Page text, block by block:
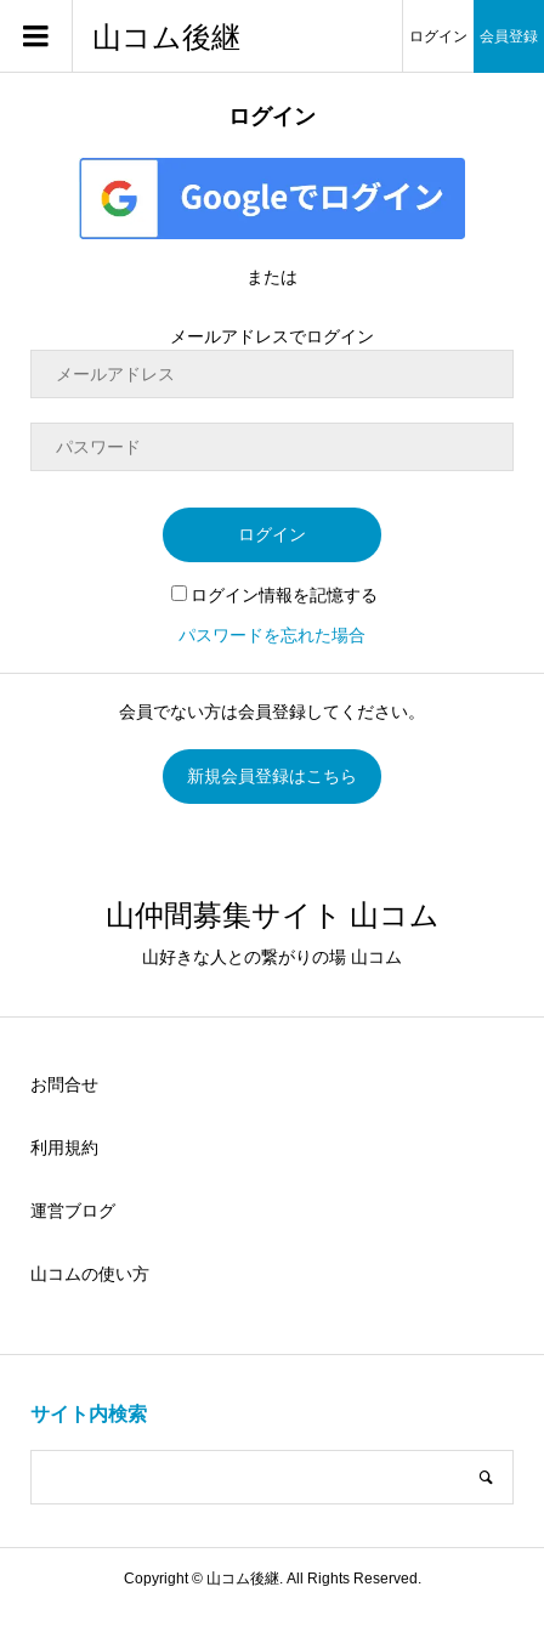
山コム後継 ログイン 会員登録
ログイン
または
メールアドレスでログイン
ログイン
ログイン情報を記憶する
パスワードを忘れた場合
会員でない方は会員登録してください。
新規会員登録はこちら
山仲間募集サイト 山コム
山好きな人との繋がりの場 山コム
お問合せ
利用規約
運営ブログ
山コムの使い方
サイト内検索
Copyright ©山コム後継. All Rights Reserved.